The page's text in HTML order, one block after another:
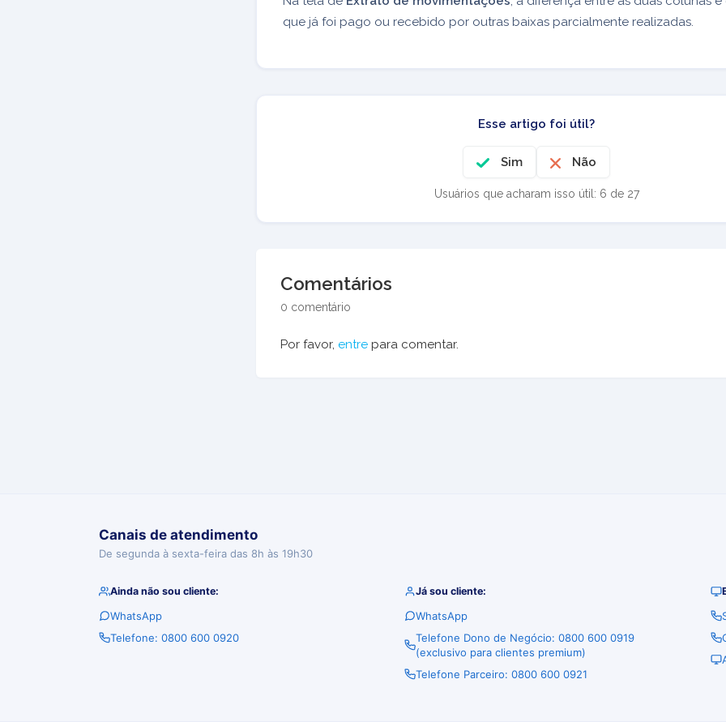
que já foi pago ou recebido por outras baixas parcialmente realizadas.
Esse artigo foi útil?
Sim Não
Usuários que acharam isso útil: 6 de 27
Comentários
0 comentário
Por favor, entre para comentar.
Canais de atendimento
De segunda à sexta-feira das 8h às 19h30
Ainda não sou cliente:
WhatsApp
Telefone: 0800 600 0920
Já sou cliente:
WhatsApp
Telefone Dono de Negócio: 0800 600 0919
(exclusivo para clientes premium)
Telefone Parceiro: 0800 600 0921